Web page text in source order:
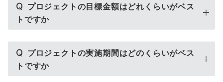
Q プロジェクトの目標金額はどれくらいがベス
トですか
Q プロジェクトの実施期間はどのくらいがベス
トですか